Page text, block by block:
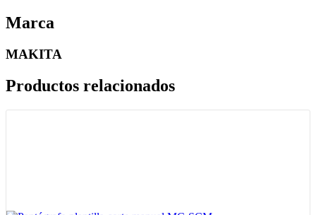
Marca
MAKITA
Productos relacionados